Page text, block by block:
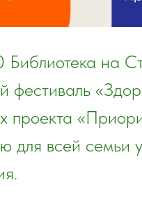
на
фестиваль
проекта
для всей семьи